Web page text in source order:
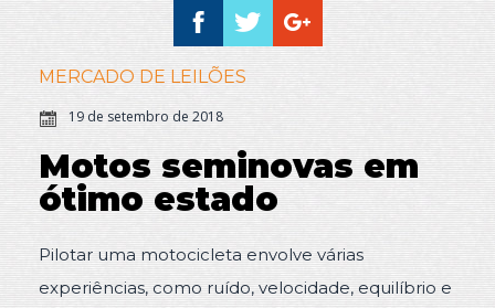
MERCADO DE LEILÕES
19 de setembro de 2018
Motos seminovas em
ótimo estado
Pilotar uma motocicleta envolve várias
experiências, como ruído, velocidade, equilíbrio e